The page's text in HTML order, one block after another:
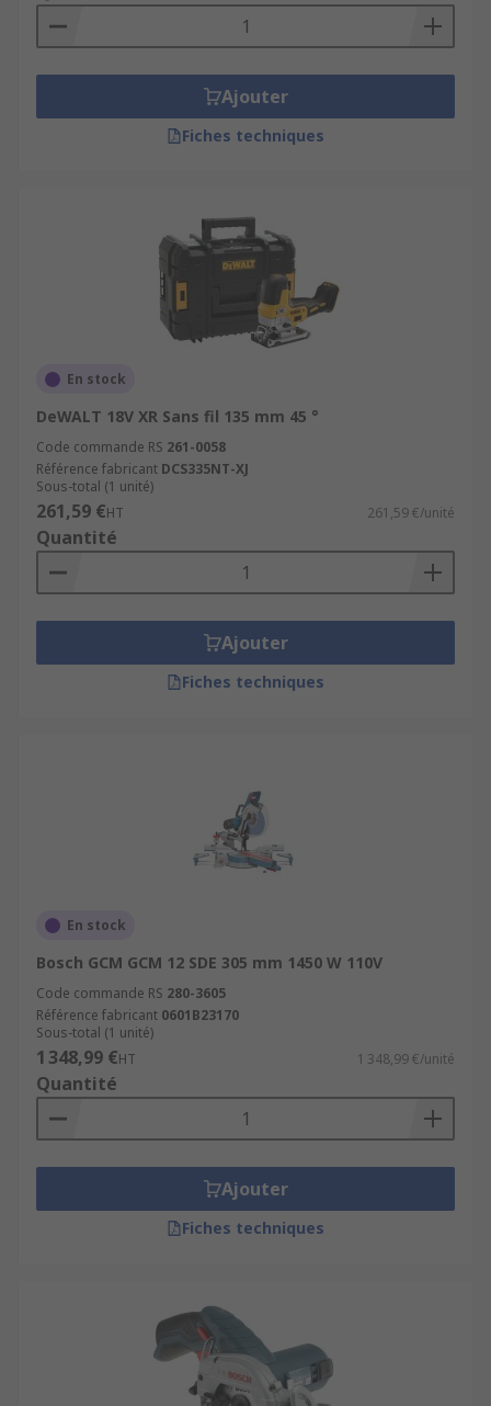
professionnelles, car il permet de réaliser
des coupes à divers angles. Également, elles
la gauche, ainsi que de s'incliner pour
produire des coupes biseautées.
Scies alternative: utilisée pour les
couper les types de matériaux comme le
bois, le métal, le PVC et les clous.
Comment choisir une scie à métaux
Les scies électriques sont des outils électriques
extrêmement polyvalents qui sont utilisés dans
un certain nombre de secteurs, dont :
Construction
Charpente
Automobile
Ajouter
Fiches techniques
En stock
DeWALT 18V XR Sans fil 135 mm 45 °
Code commande RS 261-0058
Référence fabricant DCS335NT-XJ
Sous-total (1 unité)
261,59 €HT 261,59 €/unité
Quantité
Ajouter
Fiches techniques
En stock
Bosch GCM GCM 12 SDE 305 mm 1450 W 110V
Code commande RS 280-3605
Référence fabricant 0601B23170
Sous-total (1 unité)
1 348,99 €HT 1 348,99 €/unité
Quantité
Ajouter
Fiches techniques